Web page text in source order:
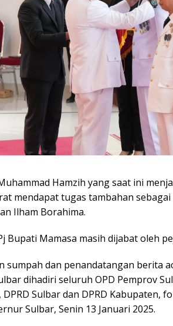
Hamzih yang saat ini
mendapat tugas tambahan
Ilham Borahima.
Bupati Mamasa masih dijabat oleh
sumpah dan penandatangan berita
dihadiri seluruh OPD Pemprov
DPRD Sulbar dan DPRD Kabupaten,
Sulbar, Senin 13 Januari 2025.